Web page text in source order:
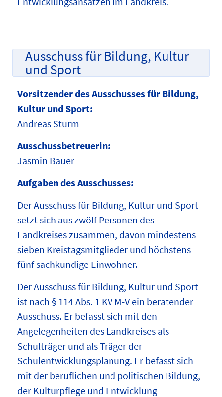
Ausschuss für Bildung, Kultur
und Sport
Vorsitzender des Ausschusses für Bildung,
Kultur und Sport:
Andreas Sturm
Ausschussbetreuerin:
Jasmin Bauer
Aufgaben des Ausschusses:
Der Ausschuss für Bildung, Kultur und Sport
setzt sich aus zwölf Personen des
Landkreises zusammen, davon mindestens
sieben Kreistagsmitglieder und höchstens
fünf sachkundige Einwohner.
Der Ausschuss für Bildung, Kultur und Sport
ist nach § 114 Abs. 1 KV M-Vein beratender
Ausschuss. Er befasst sich mit den
Angelegenheiten des Landkreises als
Schulträger und als Träger der
Schulentwicklungsplanung. Er befasst sich
mit der beruflichen und politischen Bildung,
der Kulturpflege und Entwicklung